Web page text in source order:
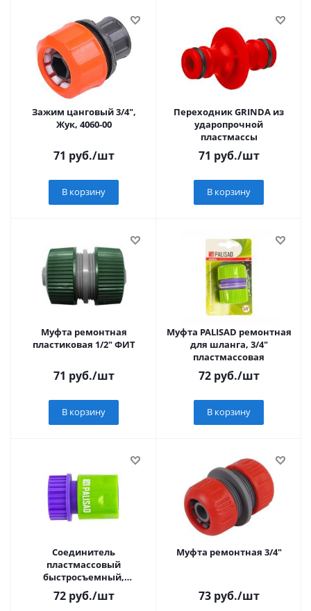
Зажим цанговый 3/4",
Жук, 4060-00
71 руб./шт
В корзину
Переходник GRINDA из
ударопрочной
пластмассы
71 руб./шт
В корзину
Муфта ремонтная
пластиковая 1/2" ФИТ
71 руб./шт
В корзину
Муфта PALISAD ремонтная
для шланга, 3/4"
пластмассовая
72руб./шт
В корзину
Соединитель
пластмассовый
быстросъемный,
внутренняя резьба 3/4",
аквастоп// Palisad
72руб./шт
Муфта ремонтная 3/4"
73руб./шт